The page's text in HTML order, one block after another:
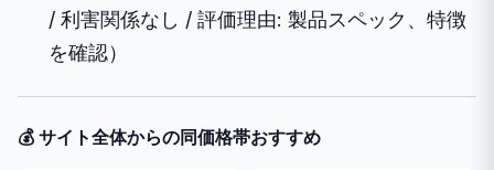
/ 利害関係なし / 評価理由: 製品スペック、特徴
を確認）
💰 サイト全体からの同価格帯おすすめ